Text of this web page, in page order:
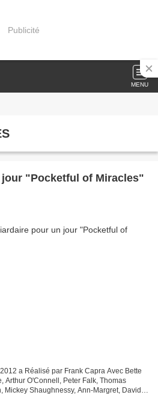
Publicité
MENU
"Pocketful of Miracles"
a Réalisé par Frank Capra Avec Bette
Arthur O'Connell, Peter Falk, Thomas
Mickey Shaughnessy, Ann-Margret, David